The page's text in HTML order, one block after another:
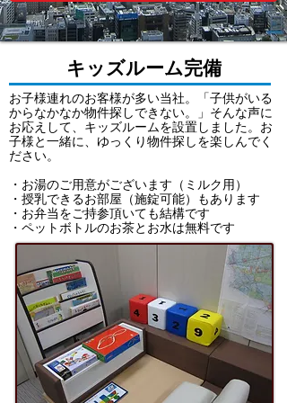
キッズルーム完備
お子様連れのお客様が多い当社。「子供がいる
からなかなか物件探しできない。」そんな声に
お応えして、キッズルームを設置しました。お
子様と一緒に、ゆっくり物件探しを楽しんでく
ださい。
・お湯のご用意がございます（ミルク用）
・授乳できるお部屋（施錠可能）もあります
・お弁当をご持参頂いても結構です
・ペットボトルのお茶とお水は無料です